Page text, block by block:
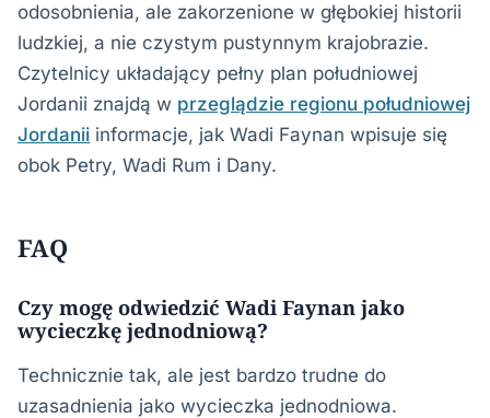
odosobnienia, ale zakorzenione w głębokiej historii
ludzkiej, a nie czystym pustynnym krajobrazie.
Czytelnicy układający pełny plan południowej
Jordanii znajdą w przeglądzie regionu południowej
Jordanii informacje, jak Wadi Faynan wpisuje się
obok Petry, Wadi Rum i Dany.
FAQ
Czy mogę odwiedzić Wadi Faynan jako
wycieczkę jednodniową?
Technicznie tak, ale jest bardzo trudne do
uzasadnienia jako wycieczka jednodniowa.